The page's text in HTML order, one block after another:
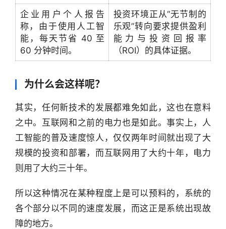
企业用户个人报告
称，由于使用人工智
能，每天节省 40 至
60 分钟时间。
投资环境正从“无节制的
乐观”转向要求提供盈利
能力与投资回报率
（ROI）的具体证据。
为什么会这样呢？
其实，任何新技术的发展都难免如此，这也在意料
之中。互联网和之前的电力也是如此。事实上，人
工智能的普及速度惊人，仅仅两年时间就出现了大
规模的投资和部署，而互联网用了大约十年，电力
则用了大约三十年。
所以这种情况在某种程度上是可以预料的，系统的
各个部分以不同的速度发展，而这正是系统出现故
障的地方。